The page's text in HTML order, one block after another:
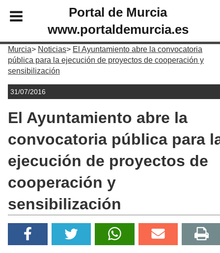
Portal de Murcia
www.portaldemurcia.es
Murcia Noticias
El Ayuntamiento abre la convocatoria
pública para la ejecución de proyectos de cooperación y
sensibilización
31/07/2016
El Ayuntamiento abre la
convocatoria pública para
ejecución de proyectos de
cooperación y
sensibilización